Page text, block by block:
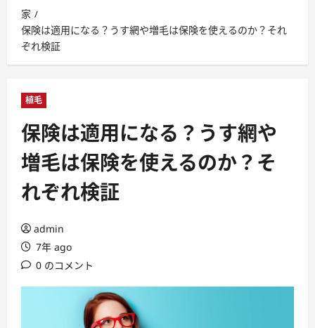
マ
リ
ー
メ
ュ
家
保険は適用になる？うす網や増毛は保険を使えるのか？それ
ぞれ検証
植毛
保険は適用になる？うす網や
増毛は保険を使えるのか？そ
れぞれ検証
admin
7年 ago
0 のコメント